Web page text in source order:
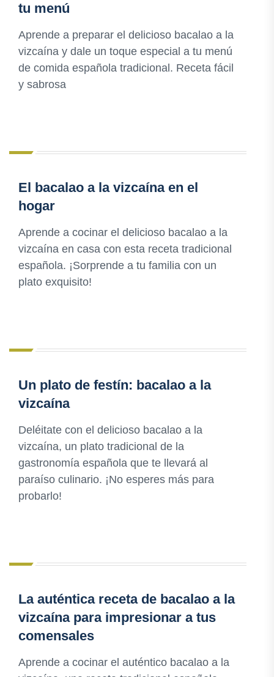
tu menú
Aprende a preparar el delicioso bacalao a la
vizcaína y dale un toque especial a tu menú
de comida española tradicional. Receta fácil
y sabrosa
El bacalao a la vizcaína en el
hogar
Aprende a cocinar el delicioso bacalao a la
vizcaína en casa con esta receta tradicional
española. ¡Sorprende a tu familia con un
plato exquisito!
Un plato de festín: bacalao a la
vizcaína
Deléitate con el delicioso bacalao a la
vizcaína, un plato tradicional de la
gastronomía española que te llevará al
paraíso culinario. ¡No esperes más para
probarlo!
La auténtica receta de bacalao a la
vizcaína para impresionar a tus
comensales
Aprende a cocinar el auténtico bacalao a la